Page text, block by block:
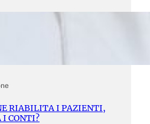
RIABILITA I PAZIENTI,
CONTI?